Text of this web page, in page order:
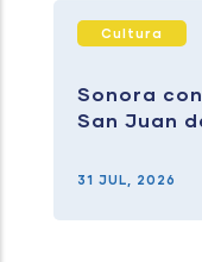
Sonora
San Juan
Cultura
31 JUL, 2026